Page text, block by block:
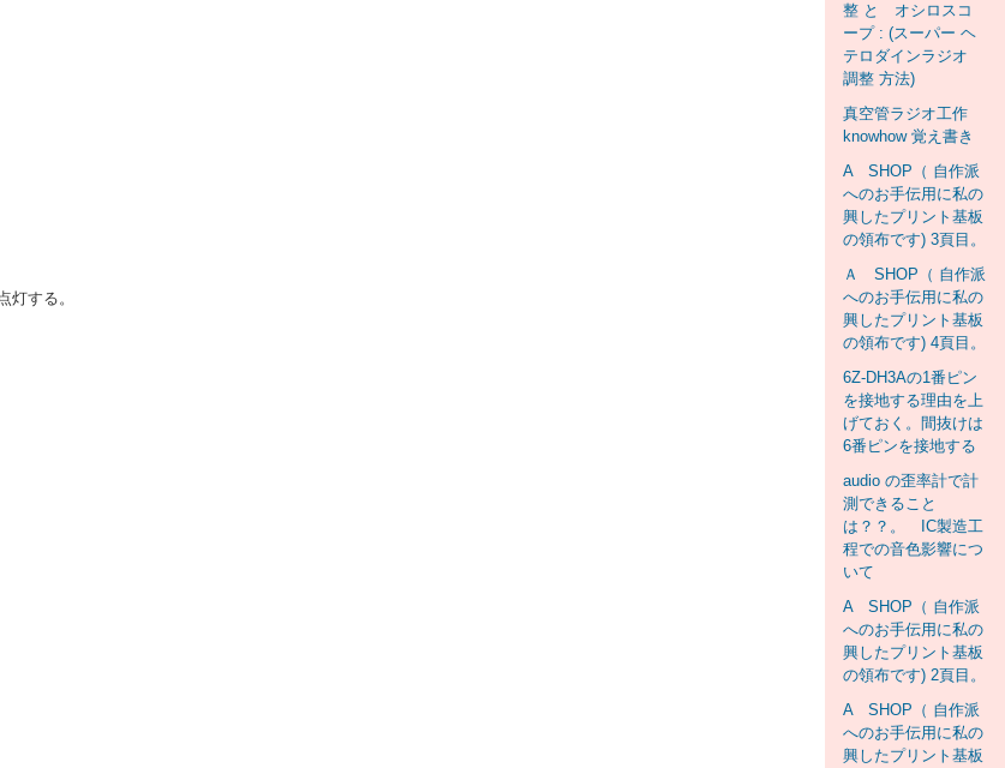
する。
整 と オシロスコ
ープ : (スーパー ヘ
テロダインラジオ
調整 方法)
真空管ラジオ工作
knowhow 覚え書き
A SHOP（ 自作派
へのお手伝用に私の
興したプリント基板
の領布です) 3頁目。
Ａ SHOP（ 自作派
へのお手伝用に私の
興したプリント基板
の領布です) 4頁目。
6Z-DH3Aの1番ピン
を接地する理由を上
げておく。間抜けは
6番ピンを接地する
audio の歪率計で計
測できること
は？？。 IC製造工
程での音色影響につ
いて
A SHOP（ 自作派
へのお手伝用に私の
興したプリント基板
の領布です) 2頁目。
A SHOP（ 自作派
へのお手伝用に私の
興したプリント基板